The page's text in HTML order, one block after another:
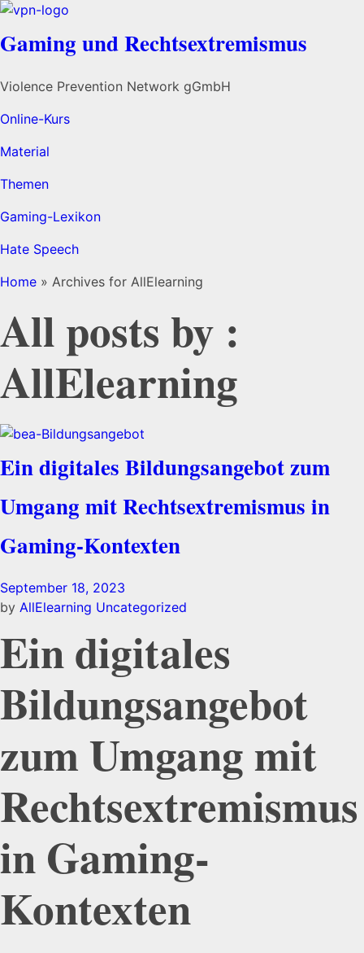
Gaming und Rechts­extremismus
Violence Prevention Network gGmbH
Online-Kurs
Material
Themen
Gaming-Lexikon
Hate Speech
Home » Archives for AllElearning
All posts by :
AllElearning
Ein digitales Bildungs­angebot zum
Umgang mit Rechts­extremismus in
Gaming-Kontexten
September 18, 2023
by AllElearning Uncategorized
Ein digitales
Bildungs­angebot
zum Umgang mit
Rechts­extremismus
in Gaming-
Kontexten